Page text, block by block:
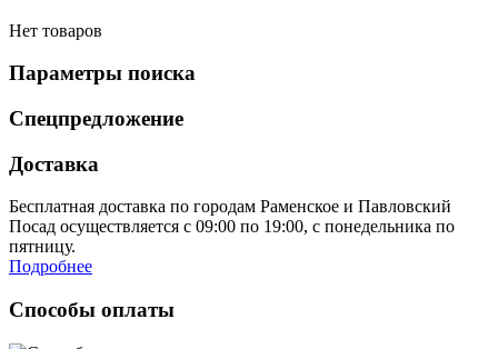
Нет товаров
Параметры поиска
Спецпредложение
Доставка
Бесплатная доставка по городам Раменское и Павловский
Посад осуществляется с 09:00 по 19:00, с понедельника по
пятницу.
Подробнее
Способы оплаты